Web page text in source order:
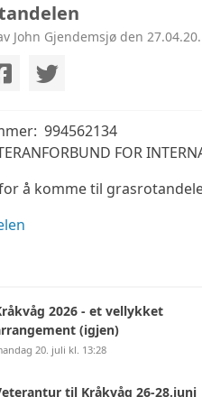
John Gjendemsjø den 27.04.20.
994562134
FOR
å komme til
2026 - et vellykket
(igjen)
20. juli kl. 13:28
til Kråkvåg 26-28.juni